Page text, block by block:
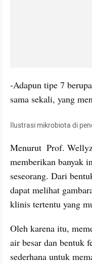
-Adapun tipe 7
sama sekali, yang
Ilustrasi mikrobiota di
Menurut  Prof.
memberikan banyak
seseorang. Dari
dapat melihat
klinis tertentu yang
Oleh karena itu,
air besar dan bentuk
sederhana untuk